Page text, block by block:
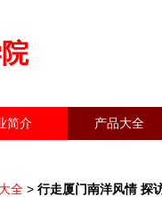
简介 产品大全
全 > 行走厦门南洋风情 探